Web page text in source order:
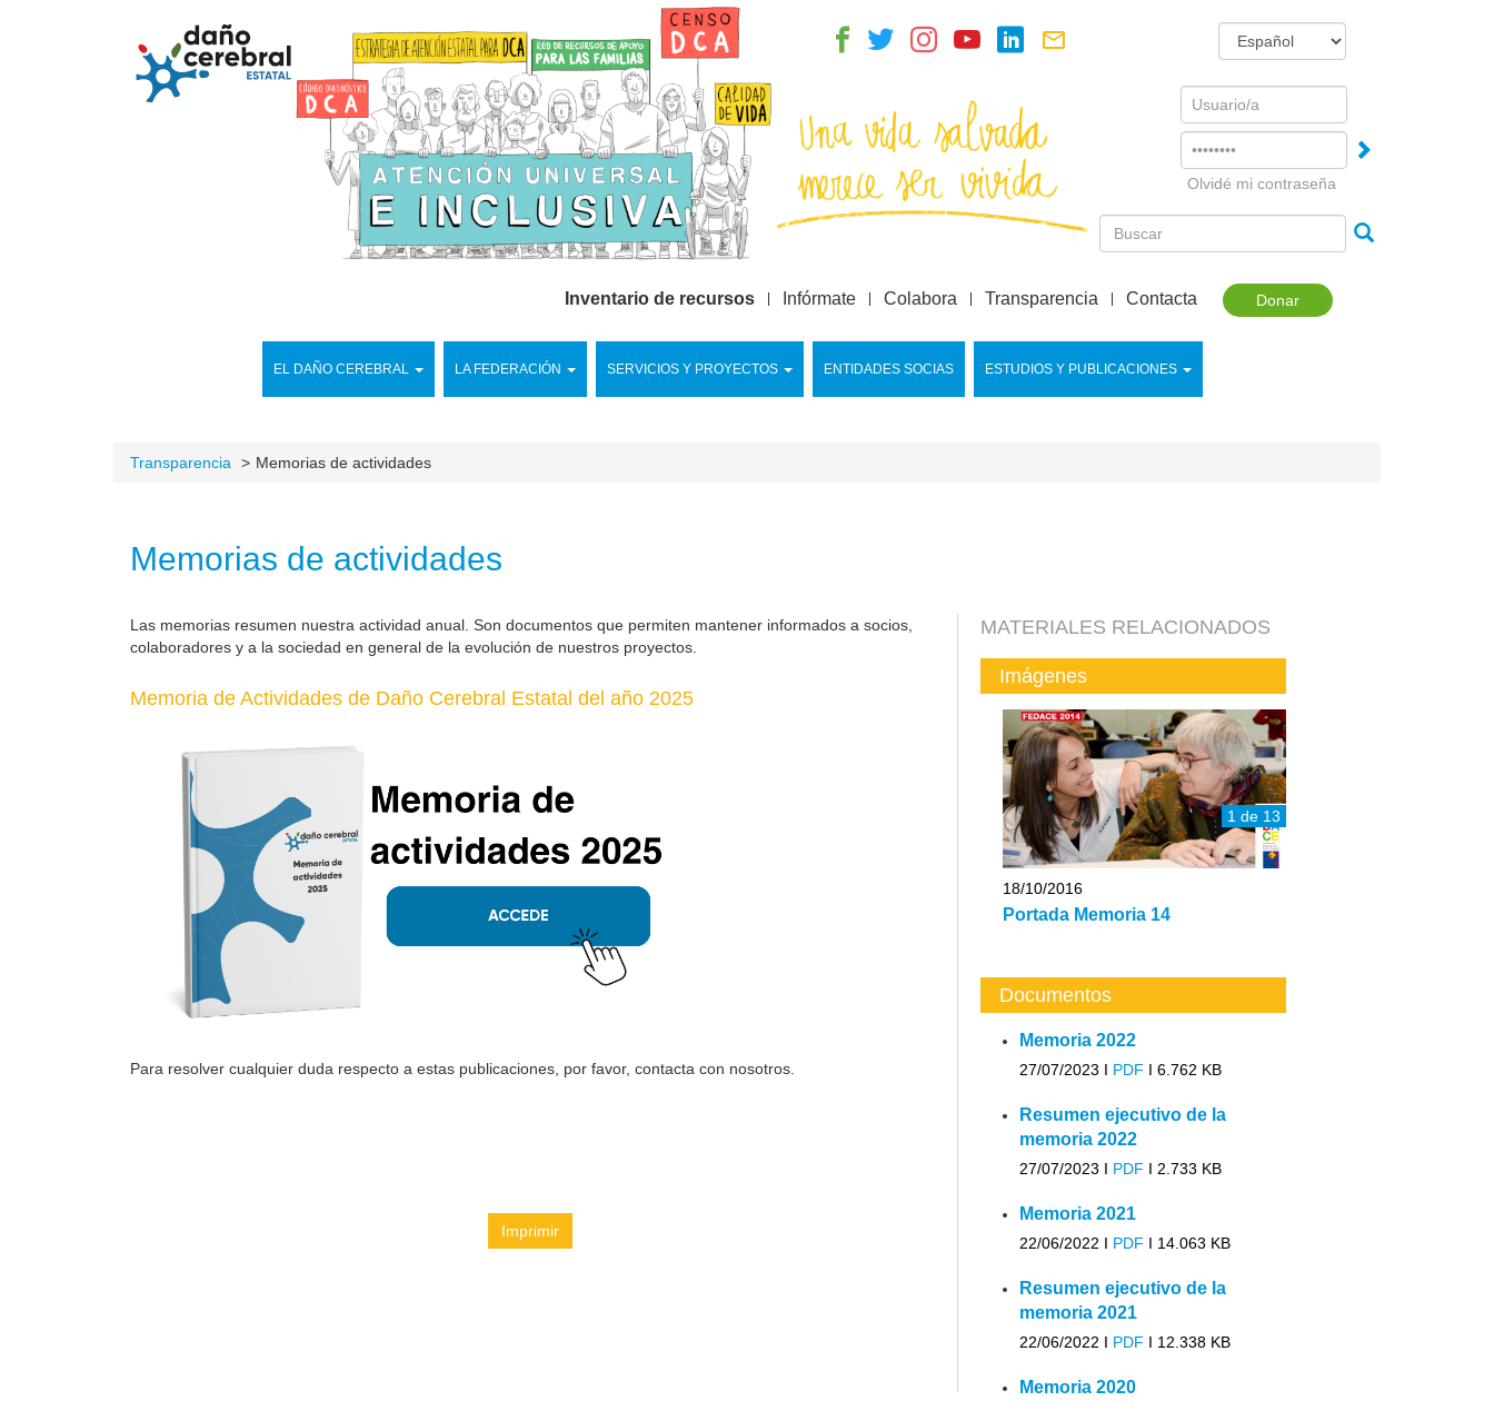
Username
Olvidé mi contraseña
Donar
EL DAÑO CEREBRAL LA FEDERACIÓN SERVICIOS Y PROYECTOS ENTIDADES SOCIAS ESTUDIOS Y PUBLICACIONES
Inventario de recursos Infórmate Colabora Transparencia Contacta
Transparencia Memorias de actividades
Memorias de actividades
Las memorias resumen nuestra actividad anual. Son documentos que permiten mantener informados a socios,
colaboradores y a la sociedad en general de la evolución de nuestros proyectos.
Memoria de Actividades de Daño Cerebral Estatal del año 2025
Para resolver cualquier duda respecto a estas publicaciones, por favor, contacta con nosotros.
Imprimir
MATERIALES RELACIONADOS
Imágenes
1 de 13
18/10/2016
Portada Memoria 14
Documentos
Memoria 2022
27/07/2023 I PDF I 6.762 KB
Resumen ejecutivo de la
memoria 2022
27/07/2023 I PDF I 2.733 KB
Memoria 2021
22/06/2022 I PDF I 14.063 KB
Resumen ejecutivo de la
memoria 2021
22/06/2022 I PDF I 12.338 KB
Memoria 2020